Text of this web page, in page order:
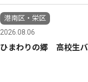
港南区・栄区
2026.08.06
ひまわりの郷 高校生